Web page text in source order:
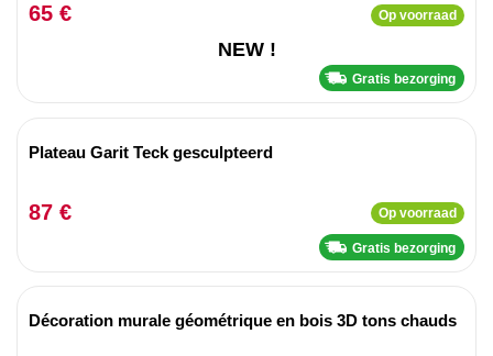
65 € Op voorraad
NEW !
Gratis bezorging
Plateau Garit Teck gesculpteerd
87 € Op voorraad
Gratis bezorging
Décoration murale géométrique en bois 3D tons chauds